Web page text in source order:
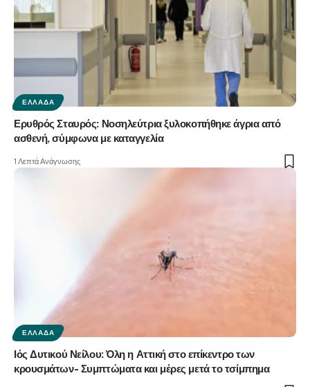
ΕΛΛΆΔΑ
Ερυθρός Σταυρός: Νοσηλεύτρια ξυλοκοπήθηκε άγρια από
ασθενή, σύμφωνα με καταγγελία
1 Λεπτά Ανάγνωσης
ΕΛΛΆΔΑ
Ιός Δυτικού Νείλου: Όλη η Αττική στο επίκεντρο των
κρουσμάτων- Συμπτώματα και μέρες μετά το τσίμπημα